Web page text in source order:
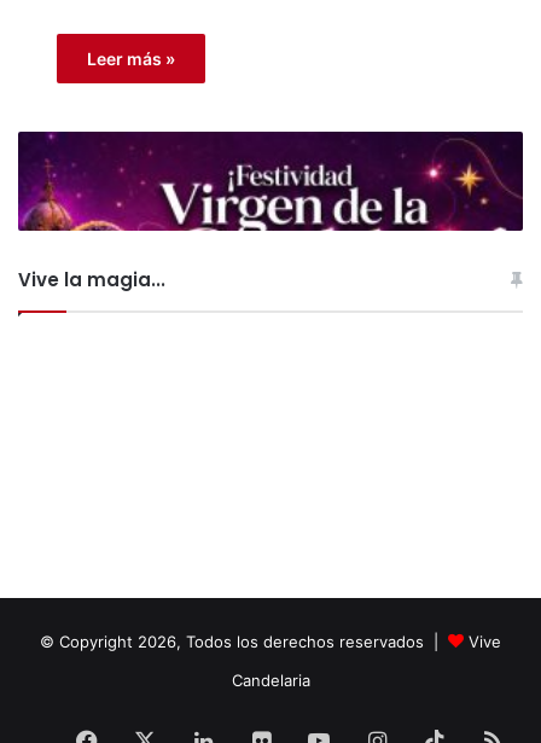
Leer más »
Vive la magia...
© Copyright 2026, Todos los derechos reservados |
Vive
Candelaria